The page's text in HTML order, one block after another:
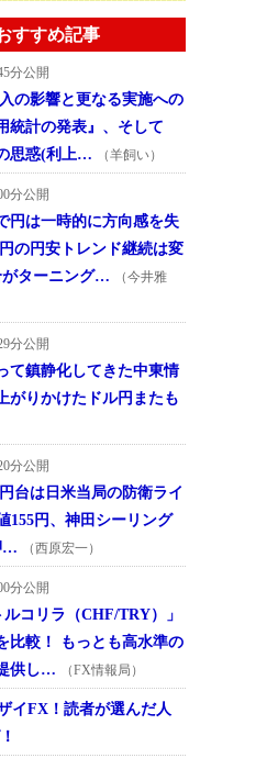
すすめ記事
分公開
の影響と更なる実施への
統計の発表』、そして
思惑(利上…
（羊飼い）
分公開
円は一時的に方向感を失
の円安トレンド継続は変
がターニング…
（今井雅
分公開
て鎮静化してきた中東情
がりかけたドル円またも
分公開
台は日米当局の防衛ライ
155円、神田シーリング
…
（西原宏一）
分公開
コリラ（CHF/TRY）」
比較！ もっとも高水準の
供し…
（FX情報局）
イFX！読者が選んだ人